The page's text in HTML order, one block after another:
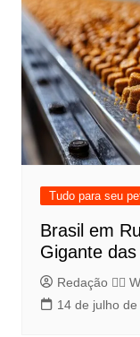
Tudo para seu
Brasil em
Gigante
Redação 👨‍⚖️​
14 de julho de